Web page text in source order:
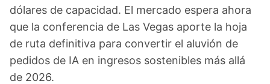
dólares de capacidad. El mercado espera ahora
que la conferencia de Las Vegas aporte la hoja
de ruta definitiva para convertir el aluvión de
pedidos de IA en ingresos sostenibles más allá
de 2026.